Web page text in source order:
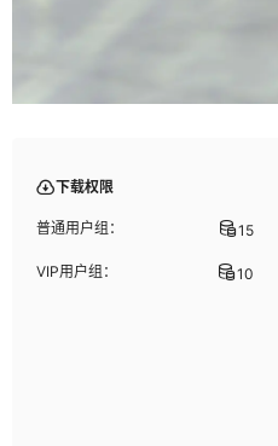
下载权限
普通用户组： 15
VIP用户组： 10